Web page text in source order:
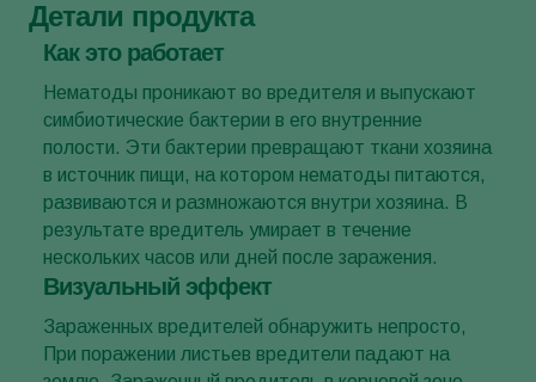
Детали продукта
Как это работает
Нематоды проникают во вредителя и выпускают
симбиотические бактерии в его внутренние
полости. Эти бактерии превращают ткани хозяина
в источник пищи, на котором нематоды питаются,
развиваются и размножаются внутри хозяина. В
результате вредитель умирает в течение
нескольких часов или дней после заражения.
Визуальный эффект
Зараженных вредителей обнаружить непросто,
При поражении листьев вредители падают на